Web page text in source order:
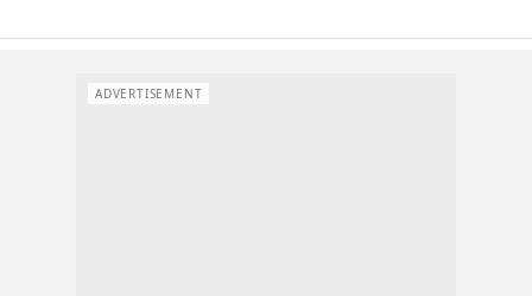
ADVERTISEMENT